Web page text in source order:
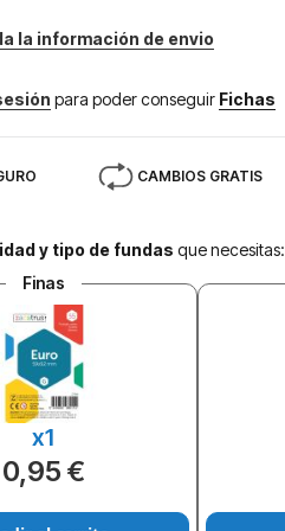
la información de envio
para poder conseguir Fichas
CAMBIOS GRATIS
y tipo de fundas que necesitas:
Finas
x1
0,95 €